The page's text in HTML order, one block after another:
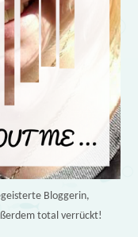
Bloggerin,
total verrückt!